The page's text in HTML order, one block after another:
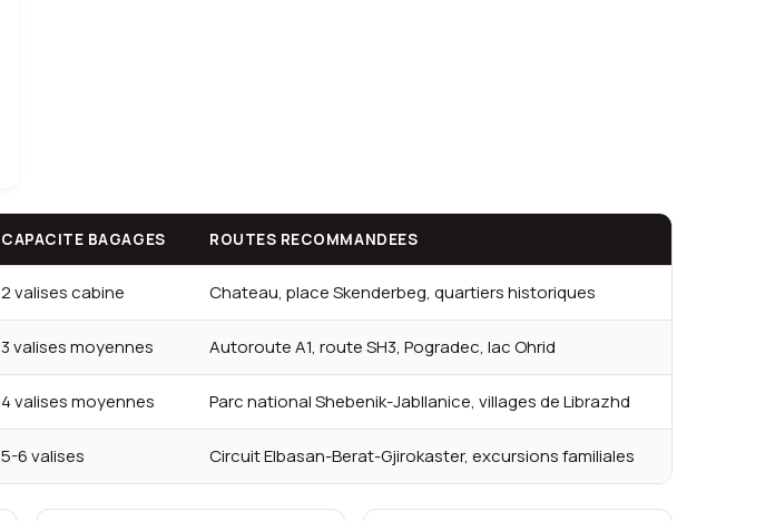
CAPACITE BAGAGES ROUTES RECOMMANDEES
2 valises cabine Chateau, place Skenderbeg, quartiers historiques
3 valises moyennes Autoroute A1, route SH3, Pogradec, lac Ohrid
4 valises moyennes Parc national Shebenik-Jabllanice, villages de Librazhd
5-6 valises Circuit Elbasan-Berat-Gjirokaster, excursions familiales